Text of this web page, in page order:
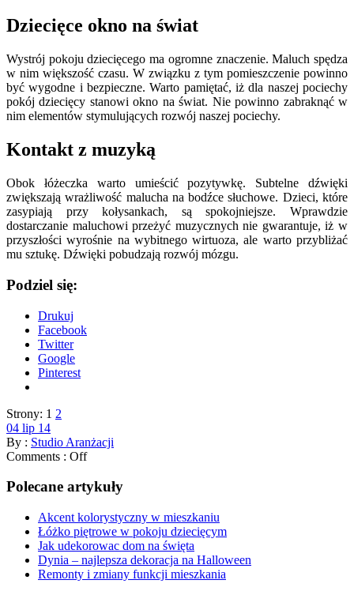
Dziecięce okno na świat
Wystrój pokoju dziecięcego ma ogromne znaczenie. Maluch spędza
w nim większość czasu. W związku z tym pomieszczenie powinno
być wygodne i bezpieczne. Warto pamiętać, iż dla naszej pociechy
pokój dziecięcy stanowi okno na świat. Nie powinno zabraknąć w
nim elementów stymulujących rozwój naszej pociechy.
Kontakt z muzyką
Obok łóżeczka warto umieścić pozytywkę. Subtelne dźwięki
zwiększają wrażliwość malucha na bodźce słuchowe. Dzieci, które
zasypiają przy kołysankach, są spokojniejsze. Wprawdzie
dostarczanie maluchowi przeżyć muzycznych nie gwarantuje, iż w
przyszłości wyrośnie na wybitnego wirtuoza, ale warto przybliżać
mu sztukę. Dźwięki pobudzają rozwój mózgu.
Podziel się:
Drukuj
Facebook
Twitter
Google
Pinterest
Strony: 1 2
04 lip 14
By : Studio Aranżacji
Comments : Off
Polecane artykuły
Akcent kolorystyczny w mieszkaniu
Łóżko piętrowe w pokoju dziecięcym
Jak udekorowac dom na święta
Dynia – najlepsza dekoracja na Halloween
Remonty i zmiany funkcji mieszkania